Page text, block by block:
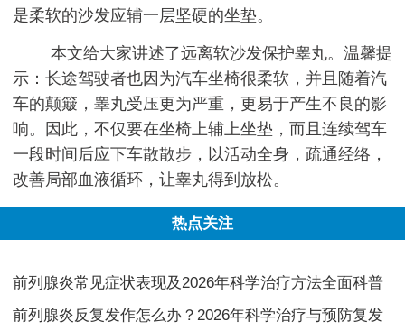
是柔软的沙发应辅一层坚硬的坐垫。
本文给大家讲述了远离软沙发保护睾丸。温馨提
示：长途驾驶者也因为汽车坐椅很柔软，并且随着汽
车的颠簸，睾丸受压更为严重，更易于产生不良的影
响。因此，不仅要在坐椅上辅上坐垫，而且连续驾车
一段时间后应下车散散步，以活动全身，疏通经络，
改善局部血液循环，让睾丸得到放松。
热点关注
前列腺炎常见症状表现及2026年科学治疗方法全面科普
前列腺炎反复发作怎么办？2026年科学治疗与预防复发